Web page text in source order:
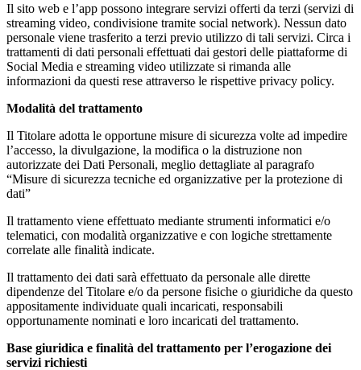
Il sito web e l’app possono integrare servizi offerti da terzi (servizi di
streaming video, condivisione tramite social network). Nessun dato
personale viene trasferito a terzi previo utilizzo di tali servizi. Circa i
trattamenti di dati personali effettuati dai gestori delle piattaforme di
Social Media e streaming video utilizzate si rimanda alle
informazioni da questi rese attraverso le rispettive privacy policy.
Modalità del trattamento
Il Titolare adotta le opportune misure di sicurezza volte ad impedire
l’accesso, la divulgazione, la modifica o la distruzione non
autorizzate dei Dati Personali, meglio dettagliate al paragrafo
“Misure di sicurezza tecniche ed organizzative per la protezione di
dati”
Il trattamento viene effettuato mediante strumenti informatici e/o
telematici, con modalità organizzative e con logiche strettamente
correlate alle finalità indicate.
Il trattamento dei dati sarà effettuato da personale alle dirette
dipendenze del Titolare e/o da persone fisiche o giuridiche da questo
appositamente individuate quali incaricati, responsabili
opportunamente nominati e loro incaricati del trattamento.
Base giuridica e finalità del trattamento per l’erogazione dei
servizi richiesti